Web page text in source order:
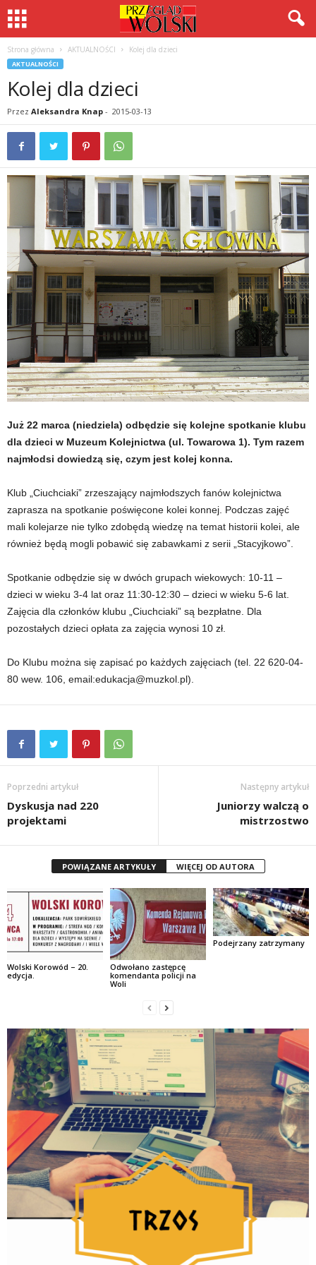
Strona główna AKTUALNOŚCI Kolej dla dzieci
AKTUALNOŚCI
Kolej dla dzieci
Przez Aleksandra Knap - 2015-03-13
Już 22 marca (niedziela) odbędzie się kolejne spotkanie klubu
dla dzieci w Muzeum Kolejnictwa (ul. Towarowa 1). Tym razem
najmłodsi dowiedzą się, czym jest kolej konna.
Klub „Ciuchciaki” zrzeszający najmłodszych fanów kolejnictwa
zaprasza na spotkanie poświęcone kolei konnej. Podczas zajęć
mali kolejarze nie tylko zdobędą wiedzę na temat historii kolei, ale
również będą mogli pobawić się zabawkami z serii „Stacyjkowo”.
Spotkanie odbędzie się w dwóch grupach wiekowych: 10-11 –
dzieci w wieku 3-4 lat oraz 11:30-12:30 – dzieci w wieku 5-6 lat.
Zajęcia dla członków klubu „Ciuchciaki” są bezpłatne. Dla
pozostałych dzieci opłata za zajęcia wynosi 10 zł.
Do Klubu można się zapisać po każdych zajęciach (tel. 22 620-04-
80 wew. 106, email:edukacja@muzkol.pl).
Poprzedni artykuł
Dyskusja nad 220
projektami
Następny artykuł
Juniorzy walczą o
mistrzostwo
POWIĄZANE ARTYKUŁY WIĘCEJ OD AUTORA
Wolski Korowód – 20.
edycja.
Odwołano zastępcę
komendanta policji na
Woli
Podejrzany zatrzymany